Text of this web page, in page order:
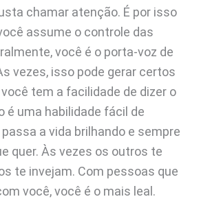
chamar atenção. É por isso
assume o controle das
você é o porta-voz de
vezes, isso pode gerar certos
tem a facilidade de dizer o
é uma habilidade fácil de
a vida brilhando e sempre
quer. Às vezes os outros te
te invejam. Com pessoas que
você, você é o mais leal.